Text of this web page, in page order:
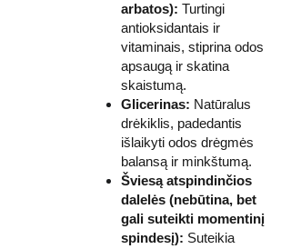
arbatos): Turtingi
antioksidantais ir
vitaminais, stiprina odos
apsaugą ir skatina
skaistumą.
Glicerinas: Natūralus
drėkiklis, padedantis
išlaikyti odos drėgmės
balansą ir minkštumą.
Šviesą atspindinčios
dalelės (nebūtina, bet
gali suteikti momentinį
spindesį): Suteikia